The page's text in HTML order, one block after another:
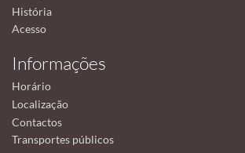
História
Acesso
Informações
Horário
Localização
Contactos
Transportes públicos